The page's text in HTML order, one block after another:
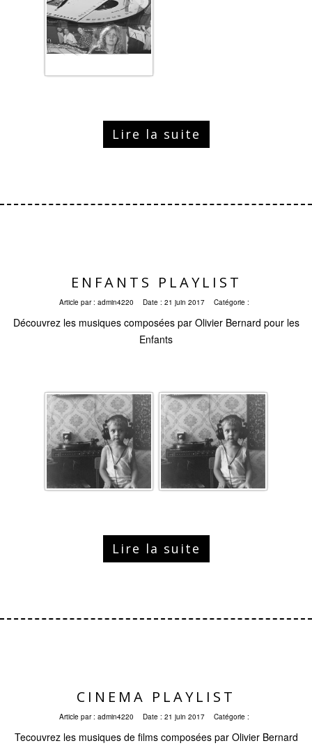
Lire la suite
ENFANTS PLAYLIST
Article par : admin4220 Date : 21 juin 2017 Catégorie :
Découvrez les musiques composées par Olivier Bernard pour les
Enfants
Lire la suite
CINEMA PLAYLIST
Article par : admin4220 Date : 21 juin 2017 Catégorie :
Tecouvrez les musiques de films composées par Olivier Bernard